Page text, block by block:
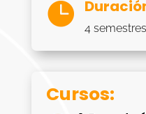

4 semestres
Cursos: